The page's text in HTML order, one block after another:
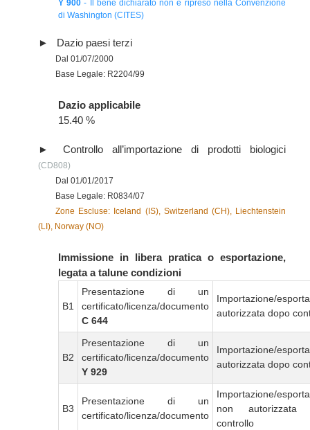
Y 900 - Il bene dichiarato non è ripreso nella Convenzione
di Washington (CITES)
Dazio paesi terzi
Dal 01/07/2000
Base Legale: R2204/99
Dazio applicabile
15.40 %
Controllo all’importazione di prodotti biologici
(CD808)
Dal 01/01/2017
Base Legale: R0834/07
Zone Escluse: Iceland (IS), Switzerland (CH), Liechtenstein
(LI), Norway (NO)
Immissione in libera pratica o esportazione,
legata a talune condizioni
B1
Presentazione di un
certificato/licenza/documento
C 644
Importazione/
autorizzata dopo
B2
Presentazione di un
certificato/licenza/documento
Y 929
Importazione/
autorizzata dopo
B3
Presentazione di un
certificato/licenza/documento
Importazione/
non autorizzata
controllo